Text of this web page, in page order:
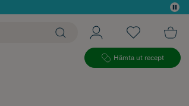
Hämta ut recept